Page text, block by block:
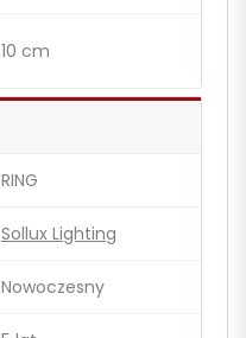
10 cm
RING
Sollux Lighting
Nowoczesny